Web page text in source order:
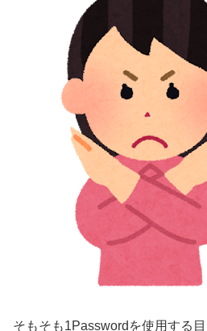
そもそも1Passwordを使用する